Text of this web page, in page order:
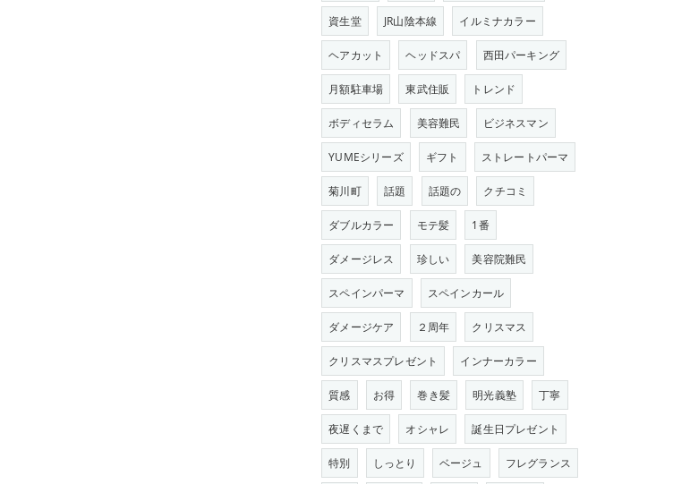
資生堂 JR山陰本線 イルミナカラー
ヘアカット ヘッドスパ 西田パーキング
月額駐車場 東武住販 トレンド
ボディセラム 美容難民 ビジネスマン
YUMEシリーズ ギフト ストレートパーマ
菊川町 話題 話題の クチコミ
ダブルカラー モテ髪 1番
ダメージレス 珍しい 美容院難民
スペインパーマ スペインカール
ダメージケア ２周年 クリスマス
クリスマスプレゼント インナーカラー
質感 お得 巻き髪 明光義塾 丁寧
夜遅くまで オシャレ 誕生日プレゼント
特別 しっとり ベージュ フレグランス